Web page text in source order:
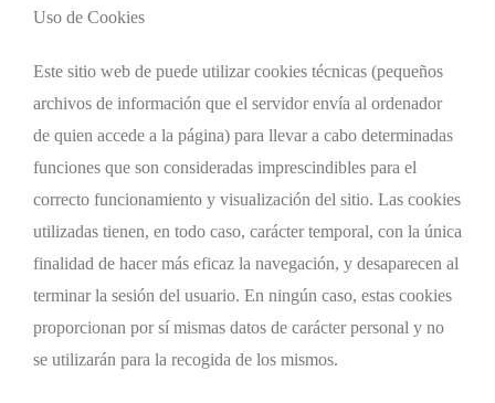
Uso de Cookies
Este sitio web de puede utilizar cookies técnicas (pequeños
archivos de información que el servidor envía al ordenador
de quien accede a la página) para llevar a cabo determinadas
funciones que son consideradas imprescindibles para el
correcto funcionamiento y visualización del sitio. Las cookies
utilizadas tienen, en todo caso, carácter temporal, con la única
finalidad de hacer más eficaz la navegación, y desaparecen al
terminar la sesión del usuario. En ningún caso, estas cookies
proporcionan por sí mismas datos de carácter personal y no
se utilizarán para la recogida de los mismos.